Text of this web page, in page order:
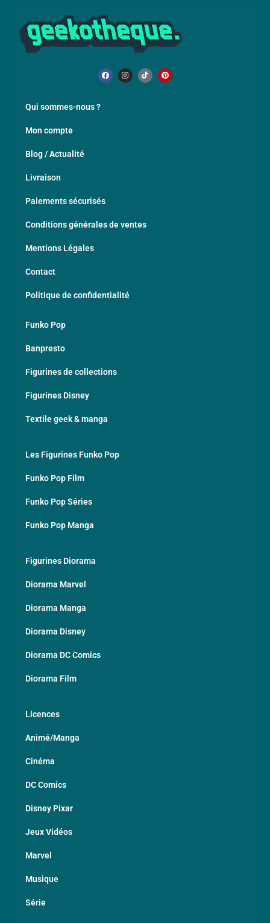
Qui sommes-nous ?
Mon compte
Blog / Actualité
Livraison
Paiements sécurisés
Conditions générales de ventes
Mentions Légales
Contact
Politique de confidentialité
Funko Pop
Banpresto
Figurines de collections
Figurines Disney
Textile geek & manga
Les Figurines Funko Pop
Funko Pop Film
Funko Pop Séries
Funko Pop Manga
Figurines Diorama
Diorama Marvel
Diorama Manga
Diorama Disney
Diorama DC Comics
Diorama Film
Licences
Animé/Manga
Cinéma
DC Comics
Disney Pixar
Jeux Vidéos
Marvel
Musique
Série